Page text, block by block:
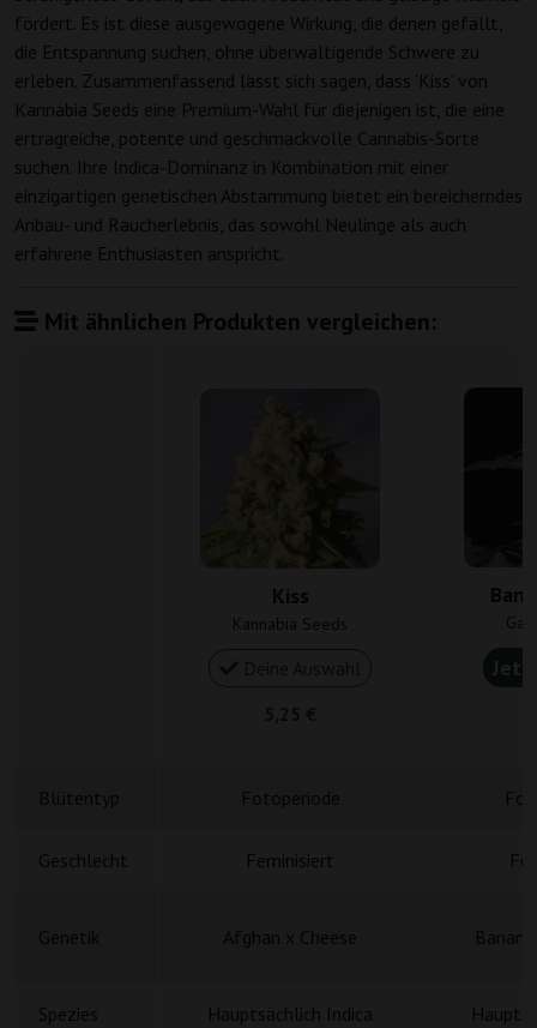
fördert. Es ist diese ausgewogene Wirkung, die denen gefällt,
die Entspannung suchen, ohne überwältigende Schwere zu
erleben. Zusammenfassend lässt sich sagen, dass 'Kiss' von
Kannabia Seeds eine Premium-Wahl für diejenigen ist, die eine
ertragreiche, potente und geschmackvolle Cannabis-Sorte
suchen. Ihre Indica-Dominanz in Kombination mit einer
einzigartigen genetischen Abstammung bietet ein bereicherndes
Anbau- und Raucherlebnis, das sowohl Neulinge als auch
erfahrene Enthusiasten anspricht.
Mit ähnlichen Produkten vergleichen:
Kiss
Kannabia Seeds
Geschlecht Feminisiert
Spezies Hauptsächlich Indica